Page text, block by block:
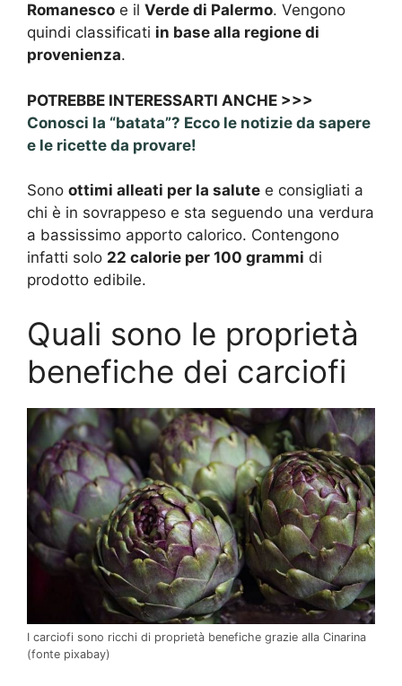
Romanesco e il Verde di Palermo. Vengono
quindi classificati in base alla regione di
provenienza.
POTREBBE INTERESSARTI ANCHE >>>
Conosci la “batata”? Ecco le notizie da sapere
e le ricette da provare!
Sono ottimi alleati per la salute e consigliati a
chi è in sovrappeso e sta seguendo una verdura
a bassissimo apporto calorico. Contengono
infatti solo 22 calorie per 100 grammi di
prodotto edibile.
Quali sono le proprietà
benefiche dei carciofi
I carciofi sono ricchi di proprietà benefiche grazie alla Cinarina
(fonte pixabay)